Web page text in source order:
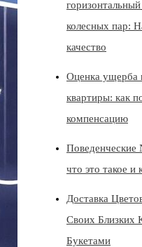
колесных пар:
качество
Оценка ущерба
квартиры: как
компенсацию
Поведенческие
что это такое и
Доставка
Своих Близких
Букетами